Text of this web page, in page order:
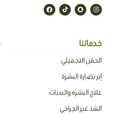
I
n
s
a
S
n
a
a
t
T
i
k
F
a
c
خدماتنا
الحقن التجميلي
إبر نضارة البشرة
علاج البشرة والندبات
الشد غير الجراحي